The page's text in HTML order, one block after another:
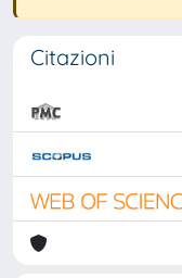
Citazioni